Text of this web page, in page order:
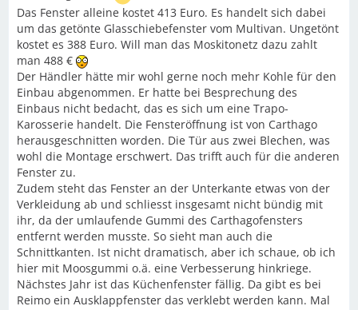
Das Fenster alleine kostet 413 Euro. Es handelt sich dabei
um das getönte Glasschiebefenster vom Multivan. Ungetönt
kostet es 388 Euro. Will man das Moskitonetz dazu zahlt
man 488 €
Der Händler hätte mir wohl gerne noch mehr Kohle für den
Einbau abgenommen. Er hatte bei Besprechung des
Einbaus nicht bedacht, das es sich um eine Trapo-
Karosserie handelt. Die Fensteröffnung ist von Carthago
herausgeschnitten worden. Die Tür aus zwei Blechen, was
wohl die Montage erschwert. Das trifft auch für die anderen
Fenster zu.
Zudem steht das Fenster an der Unterkante etwas von der
Verkleidung ab und schliesst insgesamt nicht bündig mit
ihr, da der umlaufende Gummi des Carthagofensters
entfernt werden musste. So sieht man auch die
Schnittkanten. Ist nicht dramatisch, aber ich schaue, ob ich
hier mit Moosgummi o.ä. eine Verbesserung hinkriege.
Nächstes Jahr ist das Küchenfenster fällig. Da gibt es bei
Reimo ein Ausklappfenster das verklebt werden kann. Mal